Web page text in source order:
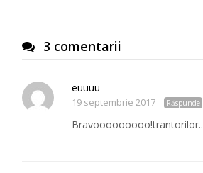
3 comentarii
euuuu
19 septembrie 2017 Răspunde
Bravooooooooo!trantorilor..